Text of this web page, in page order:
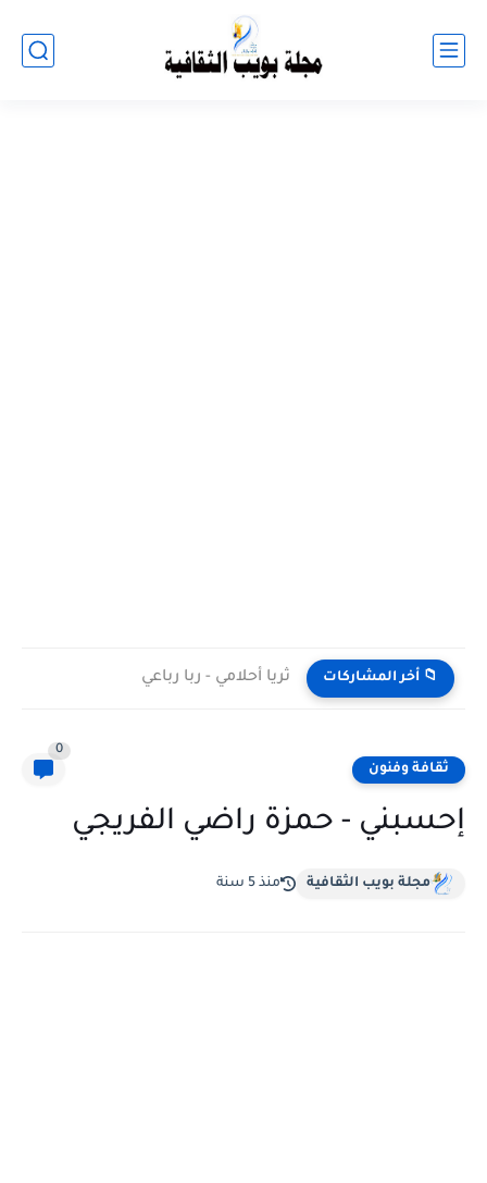
📁 أخر المشاركات ثريا أحلامي - ربا رباعي
ثقافة وفنون
0
إحسبني - حمزة راضي الفريجي
مجلة بويب الثقافية منذ 5 سنة